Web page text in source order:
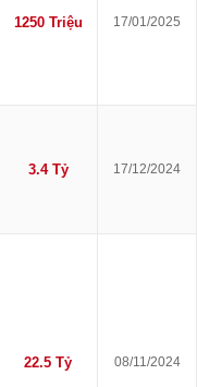
1250 Triệu 17/01/2025
3.4 Tỷ 17/12/2024
22.5 Tỷ 08/11/2024